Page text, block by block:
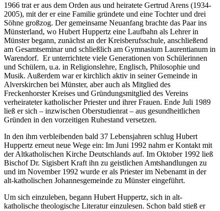
1966 trat er aus dem Orden aus und heiratete Gertrud Arens (1934-
2005), mit der er eine Familie gründete und eine Tochter und drei
Söhne großzog. Der gemeinsame Neuanfang brachte das Paar ins
Münsterland, wo Hubert Huppertz eine Laufbahn als Lehrer in
Münster begann, zunächst an der Kreisberufsschule, anschließend
am Gesamtseminar und schließlich am Gymnasium Laurentianum in
Warendorf. Er unterrichtete viele Generationen von Schülerinnen
und Schülern, u.a. in Religionslehre, Englisch, Philosophie und
Musik. Außerdem war er kirchlich aktiv in seiner Gemeinde in
Alverskirchen bei Münster, aber auch als Mitglied des
Freckenhorster Kreises und Gründungsmitglied des Vereins
verheirateter katholischer Priester und ihrer Frauen. Ende Juli 1989
ließ er sich – inzwischen Oberstudienrat – aus gesundheitlichen
Gründen in den vorzeitigen Ruhestand versetzen.
In den ihm verbleibenden bald 37 Lebensjahren schlug Hubert
Huppertz erneut neue Wege ein: Im Juni 1992 nahm er Kontakt mit
der Altkatholischen Kirche Deutschlands auf. Im Oktober 1992 ließ
Bischof Dr. Sigisbert Kraft ihn zu geistlichen Amtshandlungen zu
und im November 1992 wurde er als Priester im Nebenamt in der
alt-katholischen Johannesgemeinde zu Münster eingeführt.
Um sich einzuleben, begann Hubert Huppertz, sich in alt-
katholische theologische Literatur einzulesen. Schon bald stieß er